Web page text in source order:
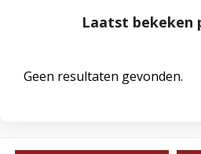
Laatst bekeken
Geen resultaten gevonden.